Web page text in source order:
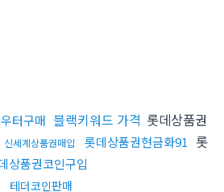
터구매 블랙키워드 가격 롯데상품권
신세계상품권매입 롯데상품권현금화91
롯
상품권코인구입
테더코인판매